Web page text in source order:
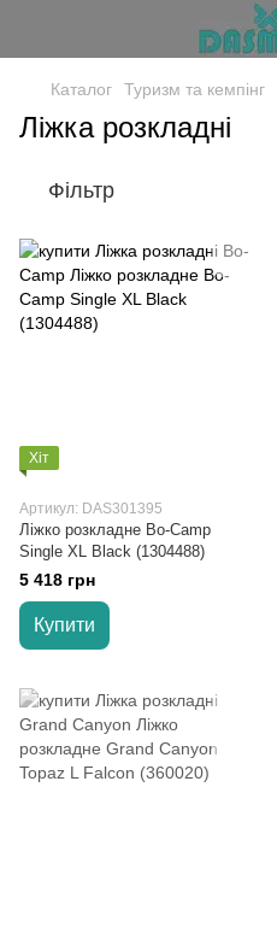
Каталог Туризм та кемпінг
Ліжка розкладні
Фільтр
Хіт
Артикул: DAS301395
Ліжко розкладне Bo-Camp
Single XL Black (1304488)
5 418 грн
Купити